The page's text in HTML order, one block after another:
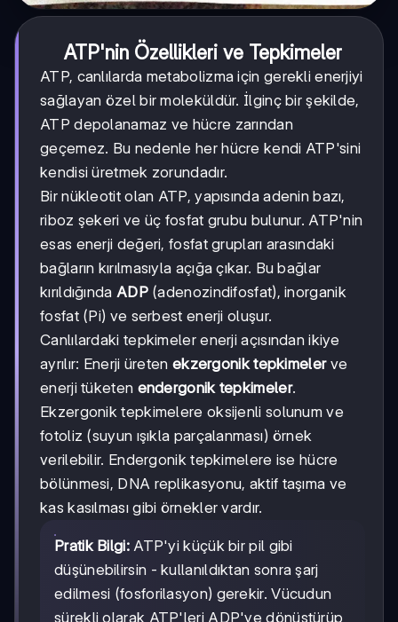
ATP'nin Özellikleri ve Tepkimeler
ATP, canlılarda metabolizma için gerekli enerjiyi
sağlayan özel bir moleküldür. İlginç bir şekilde,
ATP depolanamaz ve hücre zarından
geçemez. Bu nedenle her hücre kendi ATP'sini
kendisi üretmek zorundadır.
Bir nükleotit olan ATP, yapısında adenin bazı,
riboz şekeri ve üç fosfat grubu bulunur. ATP'nin
esas enerji değeri, fosfat grupları arasındaki
bağların kırılmasıyla açığa çıkar. Bu bağlar
kırıldığında ADP(adenozindifosfat), inorganik
fosfat (Pi) ve serbest enerji oluşur.
Canlılardaki tepkimeler enerji açısından ikiye
ayrılır: Enerji üreten ekzergonik tepkimelerve
enerji tüketen endergonik tepkimeler.
Ekzergonik tepkimelere oksijenli solunum ve
fotoliz (suyun ışıkla parçalanması) örnek
verilebilir. Endergonik tepkimelere ise hücre
bölünmesi, DNA replikasyonu, aktif taşıma ve
kas kasılması gibi örnekler vardır.
Pratik Bilgi:ATP'yi küçük bir pil gibi
düşünebilirsin - kullanıldıktan sonra şarj
edilmesi (fosforilasyon) gerekir. Vücudun
sürekli olarak ATP'leri ADP'ye dönüştürüp